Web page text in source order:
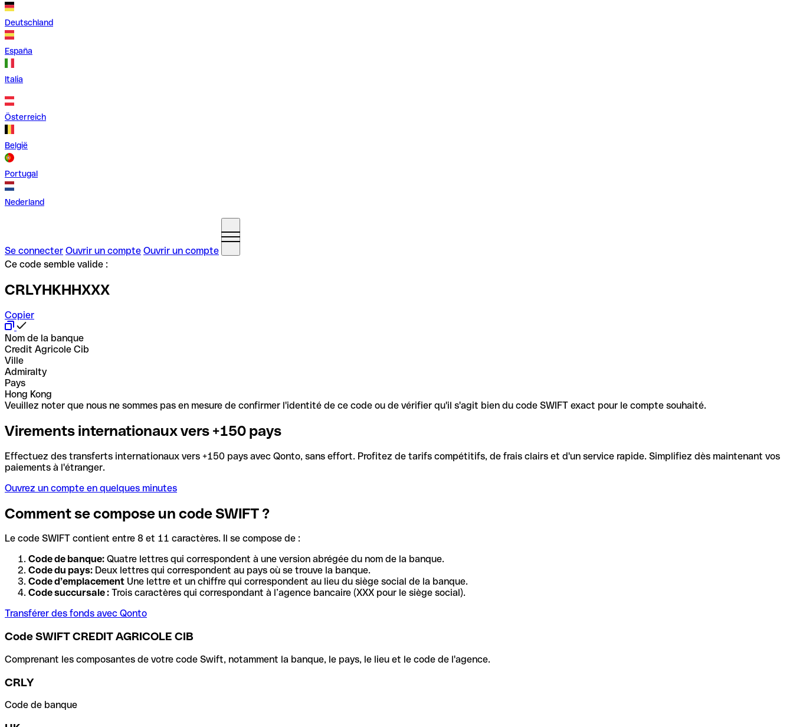
Deutschland
España
Italia
Österreich
België
Portugal
Nederland
Se connecter Ouvrir un compte Ouvrir un compte
Ce code semble valide :
CRLYHKHHXXX
Copier
Nom de la banque
Credit Agricole Cib
Ville
Admiralty
Pays
Hong Kong
Veuillez noter que nous ne sommes pas en mesure de confirmer l'identité de ce code ou de vérifier qu'il s'agit bien du code SWIFT exact pour le compte souhaité.
Virements internationaux vers +150 pays
Effectuez des transferts internationaux vers +150 pays avec Qonto, sans effort. Profitez de tarifs compétitifs, de frais clairs et d'un service rapide. Simplifiez dès maintenant vos
paiements à l'étranger.
Ouvrez un compte en quelques minutes
Comment se compose un code SWIFT ?
Le code SWIFT contient entre 8 et 11 caractères. Il se compose de :
Code de banque: Quatre lettres qui correspondent à une version abrégée du nom de la banque.
Code du pays: Deux lettres qui correspondent au pays où se trouve la banque.
Code d’emplacement Une lettre et un chiffre qui correspondent au lieu du siège social de la banque.
Code succursale : Trois caractères qui correspondant à l’agence bancaire (XXX pour le siège social).
Transférer des fonds avec Qonto
Code SWIFT CREDIT AGRICOLE CIB
Comprenant les composantes de votre code Swift, notamment la banque, le pays, le lieu et le code de l'agence.
CRLY
Code de banque